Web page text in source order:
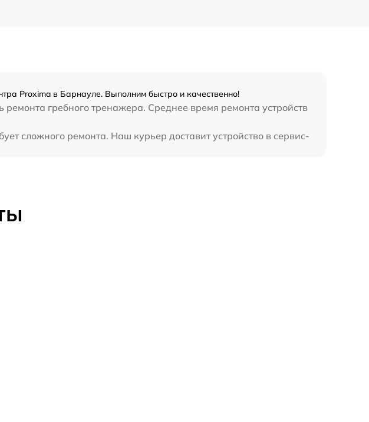
Proxima в Барнауле. Выполним быстро и качественно!
гребного тренажера. Среднее время ремонта устройств
сложного ремонта. Наш курьер доставит устройство в сервис-